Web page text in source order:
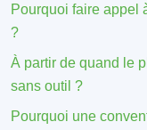
Pourquoi faire appel
?
À partir de quand le
sans outil ?
Pourquoi une